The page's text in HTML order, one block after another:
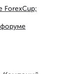
ForexCup;
форуме